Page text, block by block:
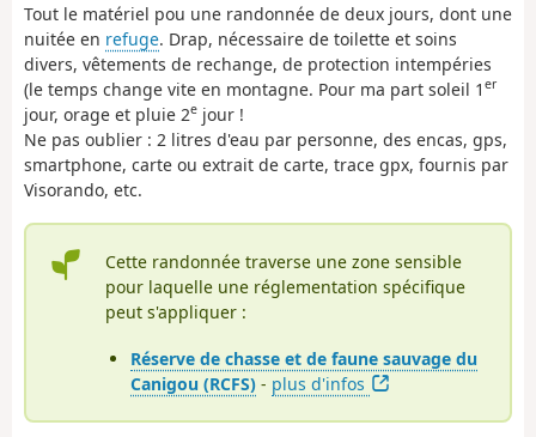
Tout le matériel pou une randonnée de deux jours, dont une
nuitée en refuge. Drap, nécessaire de toilette et soins
divers, vêtements de rechange, de protection intempéries
(le temps change vite en montagne. Pour ma part soleil 1 er
jour, orage et pluie 2e jour !
Ne pas oublier : 2 litres d'eau par personne, des encas, gps,
smartphone, carte ou extrait de carte, trace gpx, fournis par
Visorando, etc.
Cette randonnée traverse une zone sensible
pour laquelle une réglementation spécifique
peut s'appliquer :
Réserve de chasse et de faune sauvage du
Canigou (RCFS) - plus d'infos